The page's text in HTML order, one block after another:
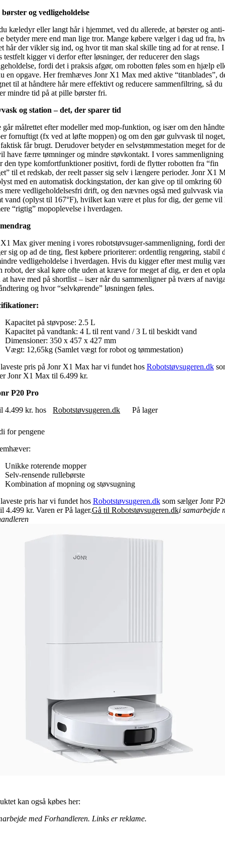
og vedligeholdelse
kæledyr eller langt hår i hjemmet, ved du allerede, at børster og anti-
betyder mere end man lige tror. Mange købere vælger i dag ud fra,
hår der vikler sig ind, og hvor tit man skal skille ting ad for at rense. I
testfelt kigger vi derfor efter løsninger, der reducerer den slags
fordi det i praksis afgør, om robotten føles som en hjælp
en opgave. Her fremhæves Jonr X1 Max med aktive “titanblades”,
til at håndtere hår mere effektivt og reducere sammenfiltring, så du
mindre tid på at pille børster fri.
og station – det, der sparer tid
går målrettet efter modeller med mop-funktion, og især om den
fornuftigt (fx ved at løfte moppen) og om den gør gulvvask til noget,
får brugt. Derudover betyder en selvstømmestation meget for
have færre tømninger og mindre støvkontakt. I vores sammenligning
den type komfortfunktioner positivt, fordi de flytter robotten fra “fin
til et redskab, der reelt passer sig selv i længere perioder. Jonr X1
med en automatisk dockingstation, der kan give op til omkring 60
mere vedligeholdelsesfri drift, og den nævnes også med gulvvask via
vand (oplyst til 167°F), hvilket kan være et plus for dig, der gerne vil
“rigtig” mopoplevelse i hverdagen.
Max giver mening i vores robotstøvsuger-sammenligning, fordi
sig op ad de ting, flest købere prioriterer: ordentlig rengøring, stabil
vedligeholdelse i hverdagen. Hvis du kigger efter mest mulig
robot, der skal køre ofte uden at kræve for meget af dig, er den et
at have med på shortlist – især når du sammenligner på tværs af
og hvor “selvkørende” løsningen føles.
Kapacitet på støvpose: 2.5 L
Kapacitet på vandtank: 4 L til rent vand / 3 L til beskidt vand
Dimensioner: 350 x 457 x 427 mm
Vægt: 12,65kg (Samlet vægt for robot og tømmestation)
pris på Jonr X1 Max har vi fundet hos Robotstøvsugeren.dk
Jonr X1 Max til 6.499 kr.
P20 Pro
4.499 kr. hos
Robotstøvsugeren.dk På lager
for pengene
Unikke roterende mopper
Selv-rensende rullebørste
Kombination af mopning og støvsugning
pris har vi fundet hos Robotstøvsugeren.dksom sælger Jonr
4.499 kr. Varen er På lager.Gå til Robotstøvsugeren.dki samarbejde
kan også købes her:
med Forhandleren. Links er reklame.